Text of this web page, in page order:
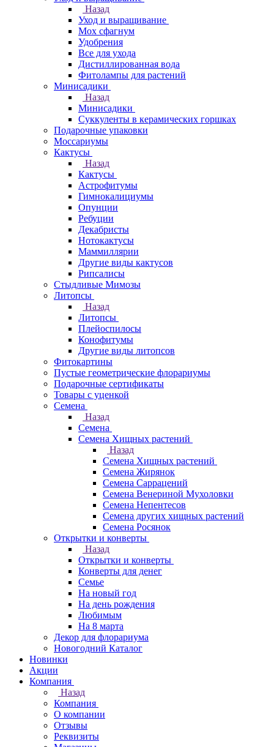
Назад
Уход и выращивание
Мох сфагнум
Удобрения
Все для ухода
Дистиллированная вода
Фитолампы для растений
Минисадики
Назад
Минисадики
Суккуленты в керамических горшках
Подарочные упаковки
Моссариумы
Кактусы
Назад
Кактусы
Астрофитумы
Гимнокалициумы
Опунции
Ребуции
Декабристы
Нотокактусы
Маммиллярии
Другие виды кактусов
Рипсалисы
Стыдливые Мимозы
Литопсы
Назад
Литопсы
Плейоспилосы
Конофитумы
Другие виды литопсов
Фитокартины
Пустые геометрические флорариумы
Подарочные сертификаты
Товары с уценкой
Семена
Назад
Семена
Семена Хищных растений
Назад
Семена Хищных растений
Семена Жирянок
Семена Саррацений
Семена Венериной Мухоловки
Семена Непентесов
Семена других хищных растений
Семена Росянок
Открытки и конверты
Назад
Открытки и конверты
Конверты для денег
Семье
На новый год
На день рождения
Любимым
На 8 марта
Декор для флорариума
Новогодний Каталог
Новинки
Акции
Компания
Назад
Компания
О компании
Отзывы
Реквизиты